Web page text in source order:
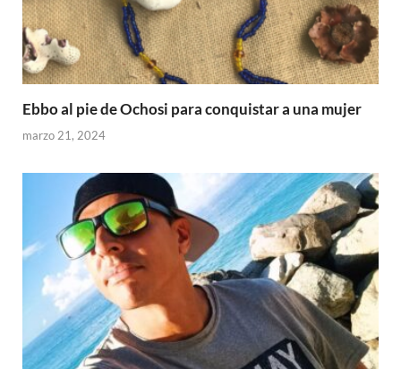
Ebbo al pie de Ochosi para conquistar a una mujer
marzo 21, 2024